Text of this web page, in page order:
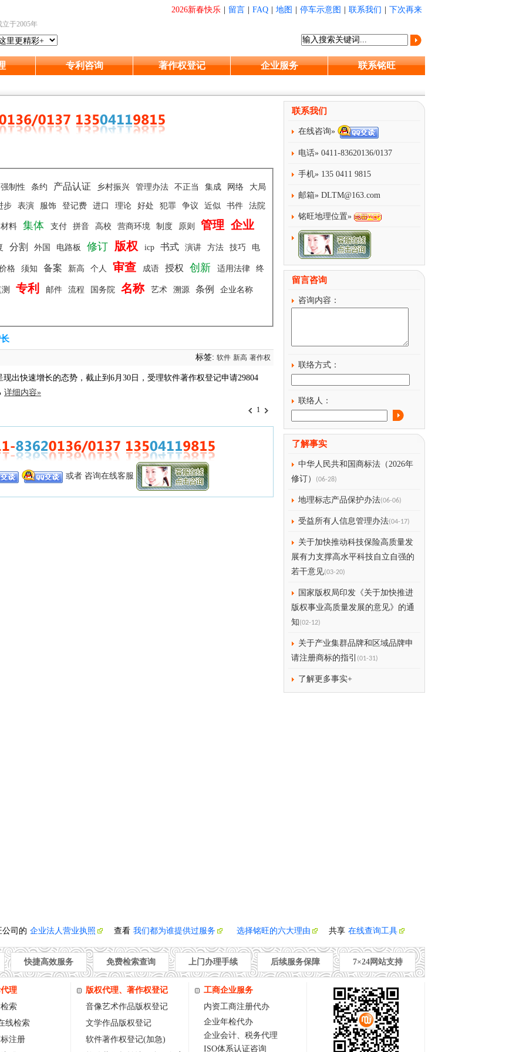
立于2005年
2026新春快乐 留言 FAQ 地图 停车示意图 联系我们 下次再来
专利咨询 著作权登记 企业服务 联系铭旺
强制性 条约 产品认证 乡村振兴 管理办法 不正当 集成 网络 大局
步 表演 服饰 登记费 进口 理论 好处 犯罪 争议 近似 书件 法院
材料 集体 支付 拼音 高校 营商环境 制度 原则 管理 企业
分割 外国 电路板 修订 版权 icp 书式 演讲 方法 技巧 电
格 须知 备案 新高 个人 审查 成语 授权 创新 适用法律 终
专利 邮件 流程 国务院 名称 艺术 溯源 条例 企业名称
标签: 软件 新高 著作权
出快速增长的态势，截止到6月30日，受理软件著作权登记申请29804
详细内容»
1
或者 咨询在线客服
联系我们
在线咨询»
电话» 0411-83620136/0137
手机» 135 0411 9815
邮箱» DLTM@163.com
铭旺地理位置»
留言咨询
咨询内容：
联络方式：
联络人：
了解事实
中华人民共和国商标法（2026年
修订）
(06-28)
地理标志产品保护办法(06-06)
受益所有人信息管理办法(04-17)
关于加快推动科技保险高质量发
展有力支撑高水平科技自立自强的
若干意见(03-20)
国家版权局印发《关于加快推进
版权事业高质量发展的意见》的通
知(02-12)
关于产业集群品牌和区域品牌申
请注册商标的指引
(01-31)
了解更多事实+
公司的 企业法人营业执照 查看 我们都为谁提供过服务 选择铭旺的六大理由 共享 在线查询工具
快捷高效服务 免费检索查询 上门办理手续 后续服务保障 7×24网站支持
理
索
线检索
注册
版权代理、著作权登记
音像艺术作品版权登记
文学作品版权登记
软件著作权登记(加急)
工商企业服务
内资工商注册代办
企业年检代办
企业会计、税务代理
ISO体系认证咨询